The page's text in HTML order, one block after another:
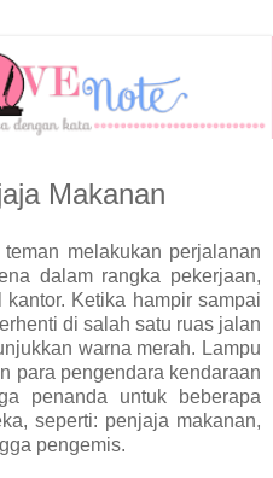
Makanan
melakukan perjalanan
dalam rangka pekerjaan,
Ketika hampir sampai
di salah satu ruas jalan
warna merah. Lampu
para pengendara kendaraan
penanda untuk beberapa
seperti: penjaja makanan,
pengemis.